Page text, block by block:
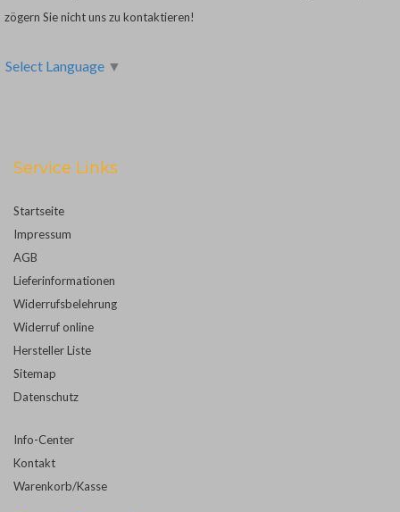
zögern Sie nicht uns zu kontaktieren!
Select Language ▼
Service Links
Startseite
Impressum
AGB
Lieferinformationen
Widerrufsbelehrung
Widerruf online
Hersteller Liste
Sitemap
Datenschutz
Info-Center
Kontakt
Warenkorb/Kasse